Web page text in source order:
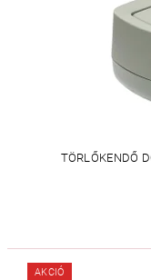
TÖRLŐKENDŐ
AKCIÓ